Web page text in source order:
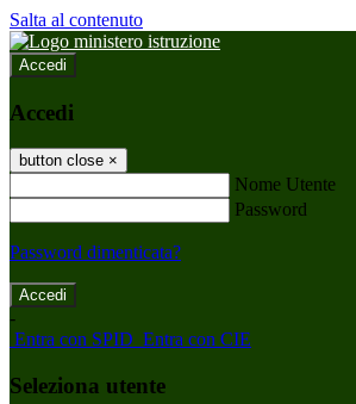
Salta al contenuto
Accedi
Accedi
button close ×
Nome Utente
Password
Password dimenticata?
-
Entra con SPID Entra con CIE
Seleziona utente